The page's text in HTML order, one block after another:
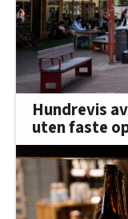
Hundrevis
uten faste